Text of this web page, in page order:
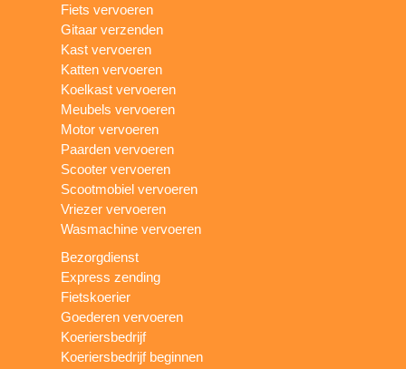
Fiets vervoeren
Gitaar verzenden
Kast vervoeren
Katten vervoeren
Koelkast vervoeren
Meubels vervoeren
Motor vervoeren
Paarden vervoeren
Scooter vervoeren
Scootmobiel vervoeren
Vriezer vervoeren
Wasmachine vervoeren
Bezorgdienst
Express zending
Fietskoerier
Goederen vervoeren
Koeriersbedrijf
Koeriersbedrijf beginnen